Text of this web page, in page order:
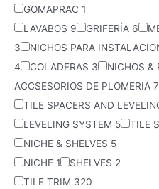
GOMAPRAC 1
LAVABOS 9 GRIFERÍA 6
3
NICHOS PARA
4
COLADERAS 3 NICHOS &
ACCSESORIOS DE PLOMERIA 7
TILE SPACERS AND
LEVELING SYSTEM 5 TILE
NICHE & SHELVES 5
NICHE 1 SHELVES 2
TILE TRIM 320